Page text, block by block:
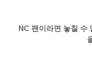
NC 팬이라면 놓칠 수